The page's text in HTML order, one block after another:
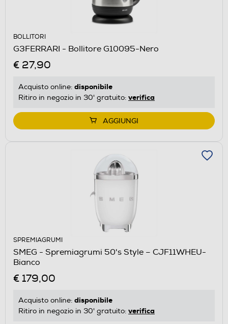
BOLLITORI
G3FERRARI - Bollitore G10095-Nero
€ 27,90
Acquisto online: disponibile
Ritiro in negozio in 30' gratuito: verifica
AGGIUNGI
SPREMIAGRUMI
SMEG - Spremiagrumi 50's Style – CJF11WHEU-
Bianco
€ 179,00
Acquisto online: disponibile
Ritiro in negozio in 30' gratuito: verifica